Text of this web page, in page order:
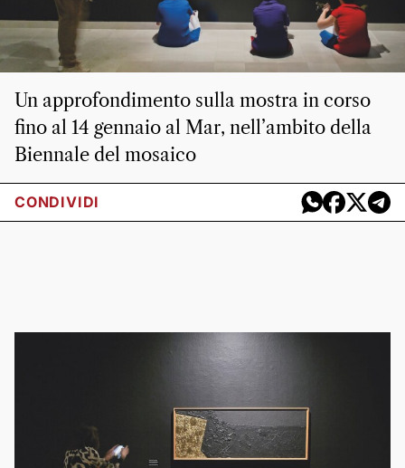
Un approfondimento sulla mostra in corso
fino al 14 gennaio al Mar, nell’ambito della
Biennale del mosaico
CONDIVIDI